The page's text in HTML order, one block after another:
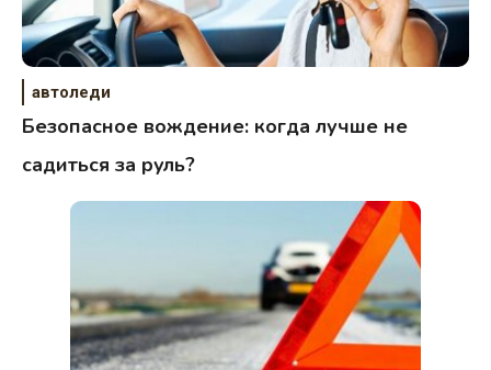
автоледи
Безопасное вождение: когда лучше не
садиться за руль?